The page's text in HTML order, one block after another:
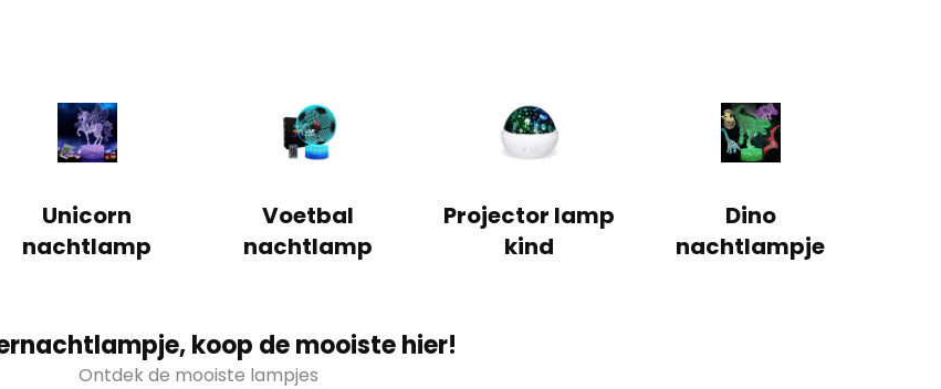
Unicorn
nachtlamp
Voetbal
nachtlamp
Projector lamp
kind
Dino
nachtlampje
koop de mooiste hier!
Ontdek de mooiste lampjes